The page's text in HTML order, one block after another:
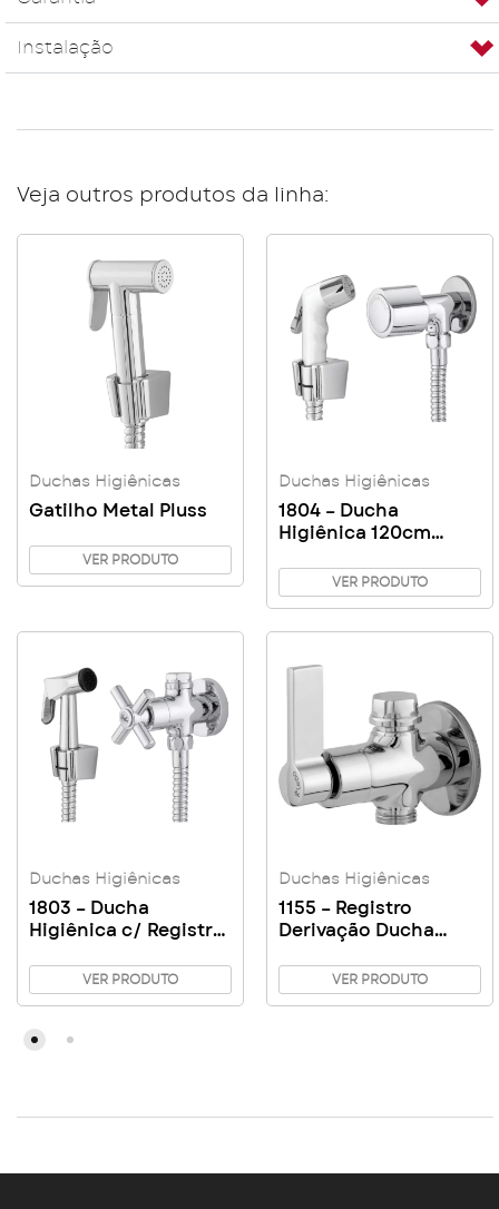
Instalação
Veja outros produtos da linha:
Duchas Higiênicas
Gatilho Metal Pluss
VER PRODUTO
Duchas Higiênicas
1804 – Ducha
Higiênica 120cm
VER PRODUTO
Duchas Higiênicas
1803 – Ducha
Higiênica c/ Registro
Gatilho Metal
VER PRODUTO
Duchas Higiênicas
1155 – Registro
Derivação Ducha
VER PRODUTO